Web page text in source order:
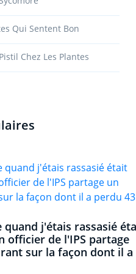
Qui Sentent Bon
Chez Les Plantes
quand j'étais rassasié
officier de l'IPS partage
sur la façon dont il a